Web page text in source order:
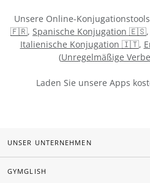
Unsere Online-
🇫🇷, Spanische Konjugation 🇪🇸,
Italienische Konjugation 🇮🇹,
(Unregelmäßige
Laden Sie unsere Apps
UNSER UNTERNEHMEN
GYMGLISH